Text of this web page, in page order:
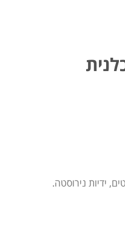
ידיות נירוסטה.